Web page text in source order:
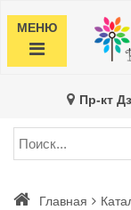
МЕНЮ
Пр-кт
Главная